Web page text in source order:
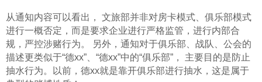
从通知内容可以看出， 文旅部并非对房卡模式、俱乐部模式
进行一概否定，而是要求企业进行严格监管，进行内部合
规，严控涉赌行为。 另外，通知对于俱乐部、战队、公会的
描述更类似于“德xx”、“德xx”中的“俱乐部”， 主要目的是防止
抽水行为。以前，德xx就是靠开俱乐部进行抽水，这是属于